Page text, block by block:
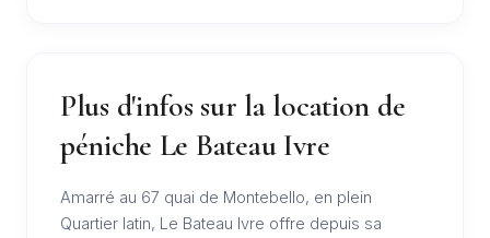
Plus d'infos sur la location de
péniche Le Bateau Ivre
Amarré au 67 quai de Montebello, en plein
Quartier latin, Le Bateau Ivre offre depuis sa